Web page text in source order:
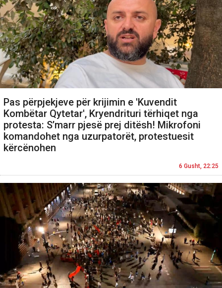
Pas përpjekjeve për krijimin e 'Kuvendit
Kombëtar Qytetar', Kryendrituri tërhiqet nga
protesta: S’marr pjesë prej ditësh! Mikrofoni
komandohet nga uzurpatorët, protestuesit
kërcënohen
6 Gusht, 22:25